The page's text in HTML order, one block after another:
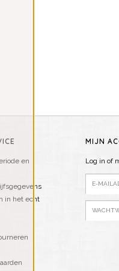
en
in het echt
MIJN
Log in of